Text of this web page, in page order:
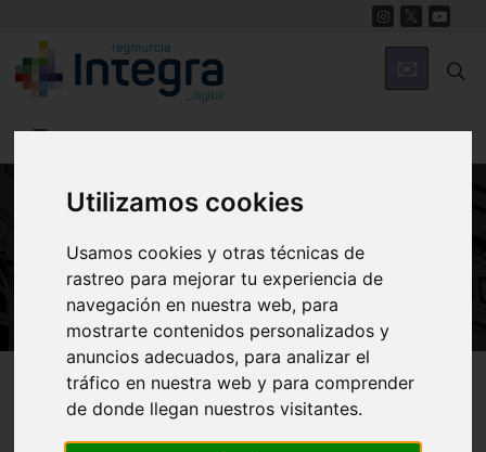
Utilizamos cookies
Usamos cookies y otras técnicas de
rastreo para mejorar tu experiencia de
navegación en nuestra web, para
mostrarte contenidos personalizados y
anuncios adecuados, para analizar el
tráfico en nuestra web y para comprender
de donde llegan nuestros visitantes.
El Conservatorio Superior de Murcia
Región de Murcia Digital Arte y Cultura Teatro